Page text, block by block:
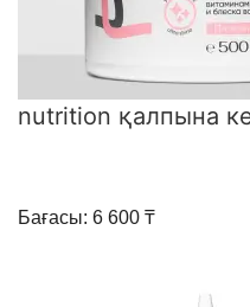
nutrition қалпына
Бағасы: 6 600 ₸